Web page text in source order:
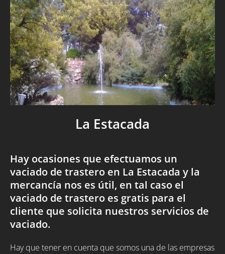
La Estacada
Hay ocasiones que efectuamos un
vaciado de trastero en La Estacada y la
mercancía nos es útil, en tal caso el
vaciado de trastero es gratis para el
cliente que solicita nuestros servicios de
vaciado.
Hay que tener en cuenta que somos una de las empresas